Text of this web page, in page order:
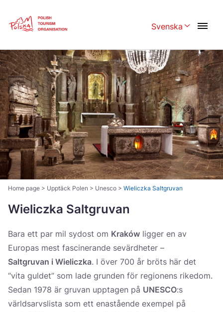
Svenska
Polski English
Česká 中国
Dansk Deutschland
Español Français
Italiano Magyar
Nederlands 日本語
Português Norsk
Suomi Svenska
Zamknij
Home page > Upptäck Polen > Unesco > Wieliczka Saltgruvan
Wieliczka Saltgruvan
Bara ett par mil sydost om Kraków ligger en av
Europas mest fascinerande sevärdheter –
Saltgruvan i Wieliczka. I över 700 år bröts här det
“vita guldet” som lade grunden för regionens rikedom.
Sedan 1978 är gruvan upptagen på UNESCO:s
världsarvslista som ett enastående exempel på